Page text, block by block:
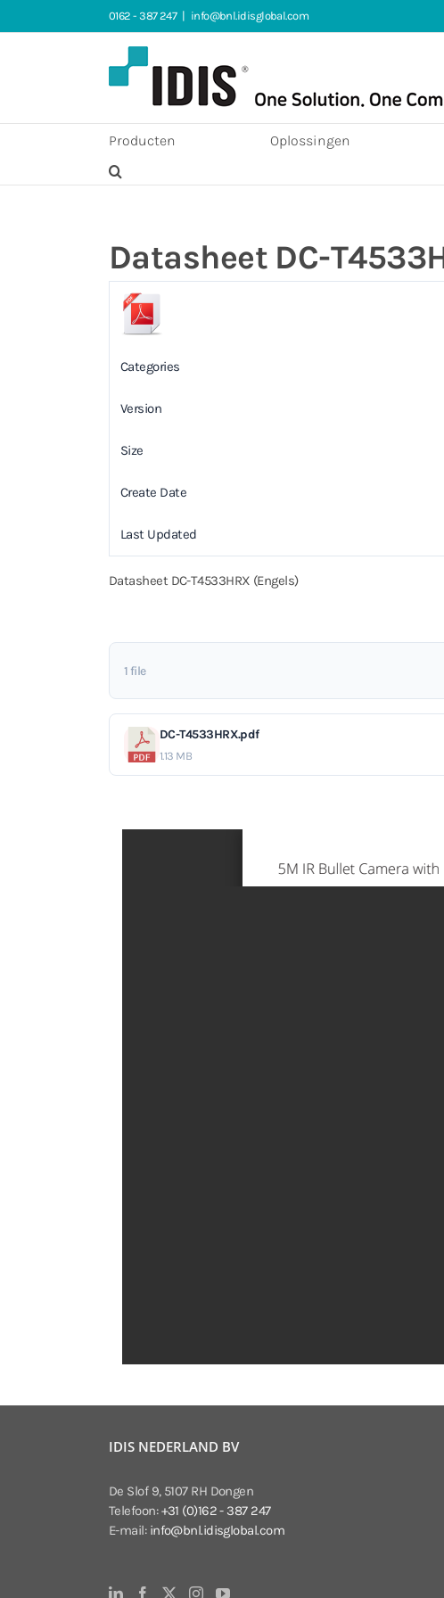
naar
0162 - 387 247 | info@bnl.idisglobal.com
Producten Oplossingen
Datasheet DC-
Categories
Version
Size
Create Date
Last Updated
Datasheet DC-T4533HRX (Engels)
1 file
DC-T4533HRX.pdf
1.13 MB
IDIS NEDERLAND BV
De Slof 9, 5107 RH Dongen
Telefoon:+31 (0)162 - 387 247
E-mail: info@bnl.idisglobal.com